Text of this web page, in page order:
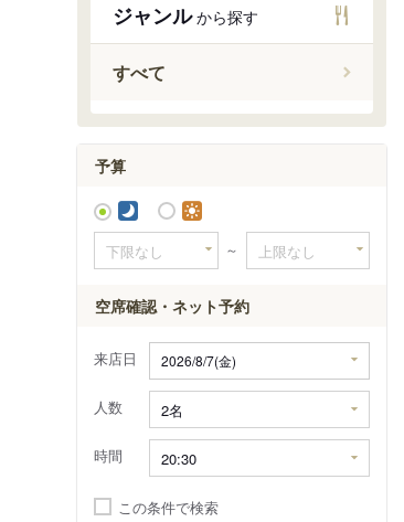
ジャンルから探す
すべて
予算
～
空席確認・ネット予約
来店日
人数
時間
この条件で検索